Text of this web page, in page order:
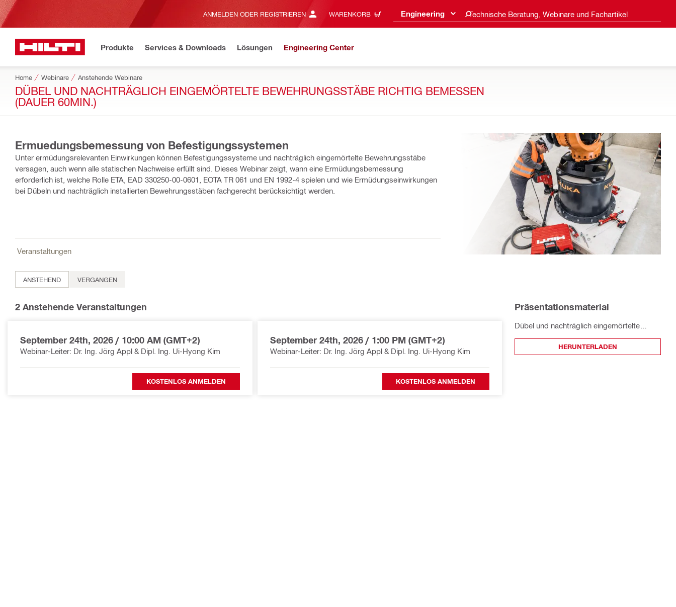
ANMELDEN ODER REGISTRIEREN WARENKORB Engineering Technische Beratung, Webinare und Fachartikel
Produkte Services & Downloads Lösungen Engineering Center
Home Webinare Anstehende Webinare
DÜBEL UND NACHTRÄGLICH EINGEMÖRTELTE BEWEHRUNGSSTÄBE RICHTIG BEMESSEN
(DAUER 60MIN.)
Ermuedungsbemessung von Befestigungssystemen
Unter ermüdungsrelevanten Einwirkungen können Befestigungssysteme und nachträglich eingemörtelte Bewehrungsstäbe
versagen, auch wenn alle statischen Nachweise erfüllt sind. Dieses Webinar zeigt, wann eine Ermüdungsbemessung
erforderlich ist, welche Rolle ETA, EAD 330250-00-0601, EOTA TR 061 und EN 1992-4 spielen und wie Ermüdungseinwirkungen
bei Dübeln und nachträglich installierten Bewehrungsstäben fachgerecht berücksichtigt werden.
Veranstaltungen
ANSTEHEND VERGANGEN
2 Anstehende Veranstaltungen
September 24th, 2026 / 10:00 AM (GMT+2)
Webinar-Leiter: Dr. Ing. Jörg Appl & Dipl. Ing. Ui-Hyong Kim
KOSTENLOS ANMELDEN
September 24th, 2026/ 1:00 PM (GMT+2)
Webinar-Leiter: Dr. Ing. Jörg Appl & Dipl. Ing. Ui-Hyong Kim
KOSTENLOS ANMELDEN
Präsentationsmaterial
Dübel und nachträglich eingemörtelte
Bewehrungsstäbe richtig bemessen (Dauer
60min.)
HERUNTERLADEN